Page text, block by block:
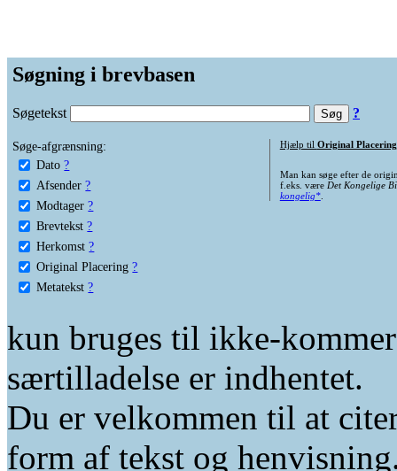
Søgning i brevbasen
Søgetekst ?
Søge-afgrænsning:
Dato ?
Afsender ?
Modtager ?
Brevtekst ?
Herkomst ?
Original Placering ?
Metatekst ?
Hjælp til Original Placering
Man kan søge efter de
f.eks. være Det Kongelige
kongelig*.
kun bruges til ikke-
særtilladelse er indhentet.
Du er velkommen til at
form af tekst og